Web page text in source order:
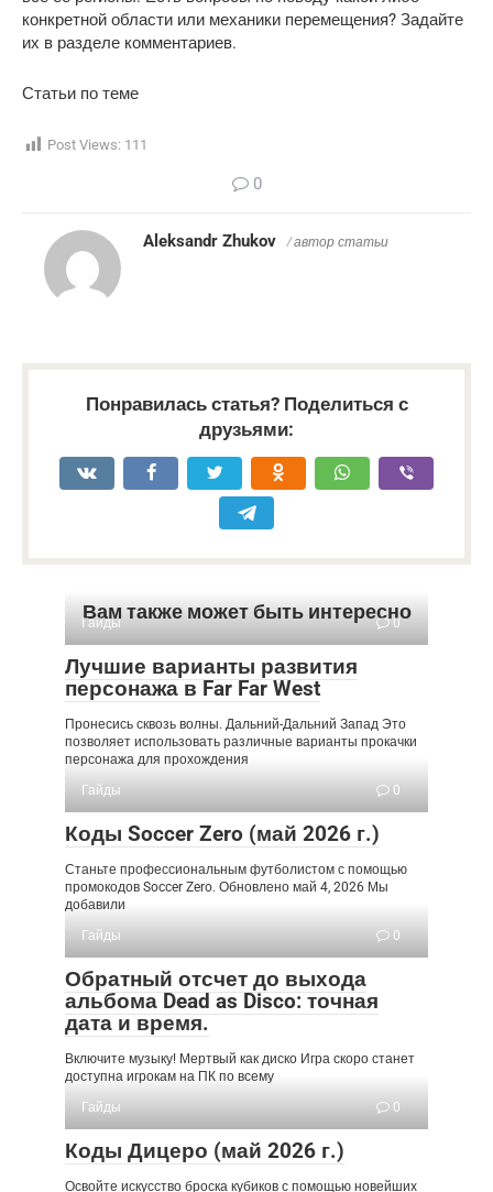
конкретной области или механики перемещения? Задайте
их в разделе комментариев.
Статьи по теме
Post Views: 111
0
Aleksandr Zhukov / автор статьи
Понравилась статья? Поделиться с
друзьями:
Вам также может быть интересно
Гайды 0
Лучшие варианты развития
персонажа в Far Far West
Пронесись сквозь волны. Дальний-Дальний Запад Это
позволяет использовать различные варианты прокачки
персонажа для прохождения
Гайды
0
Коды Soccer Zero (май 2026 г.)
Станьте профессиональным футболистом с помощью
промокодов Soccer Zero. Обновлено май 4, 2026 Мы
добавили
Гайды
0
Обратный отсчет до выхода
альбома Dead as Disco: точная
дата и время.
Включите музыку! Мертвый как диско Игра скоро станет
доступна игрокам на ПК по всему
Гайды
0
Коды Дицеро (май 2026 г.)
Освойте искусство броска кубиков с помощью новейших